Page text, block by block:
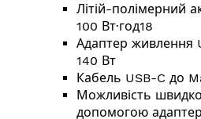
Літій-полімерний
100 Вт·год18
Адаптер живлення
140 Вт
Кабель USB-C до
Можливість
допомогою